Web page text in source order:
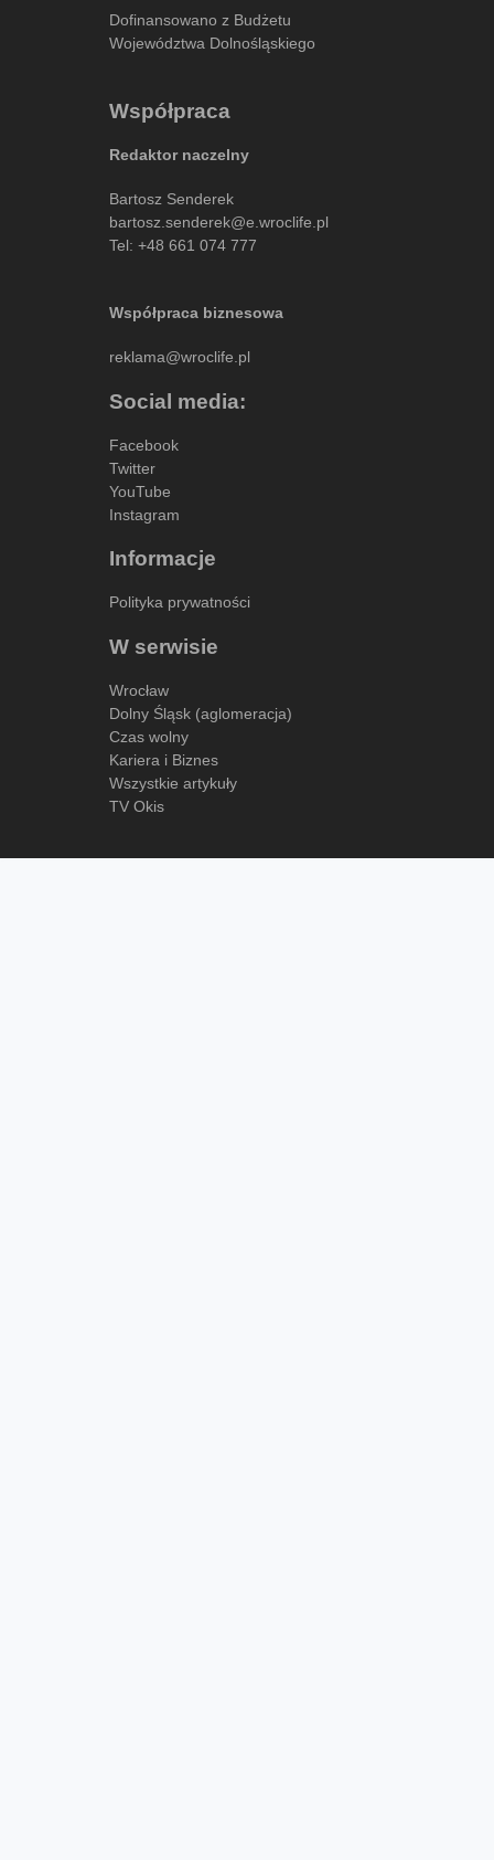
Dofinansowano z Budżetu
Województwa Dolnośląskiego
Współpraca
Redaktor naczelny
Bartosz Senderek
bartosz.senderek@e.wroclife.pl
Tel: +48 661 074 777
Współpraca biznesowa
reklama@wroclife.pl
Social media:
Facebook
Twitter
YouTube
Instagram
Informacje
Polityka prywatności
W serwisie
Wrocław
Dolny Śląsk (aglomeracja)
Czas wolny
Kariera i Biznes
Wszystkie artykuły
TV Okis